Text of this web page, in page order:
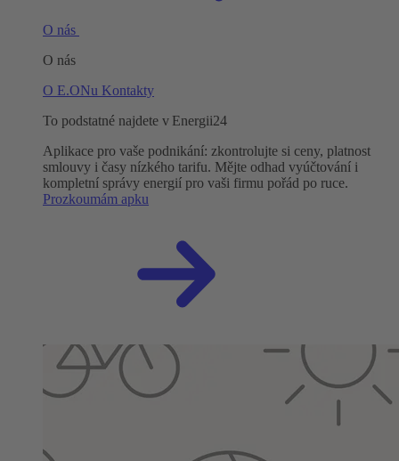
O nás
O nás
O E.ONu Kontakty
To podstatné najdete v Energii24
Aplikace pro vaše podnikání: zkontrolujte si ceny, platnost
smlouvy i časy nízkého tarifu. Mějte odhad vyúčtování i
kompletní správy energií pro vaši firmu pořád po ruce.
Prozkoumám apku